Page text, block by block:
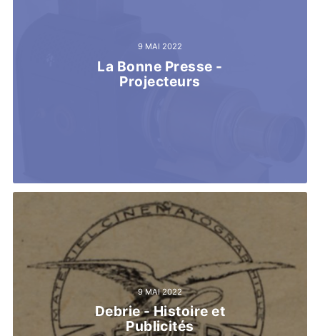
9 MAI 2022
La Bonne Presse -
Projecteurs
9 MAI 2022
Debrie - Histoire et
Publicités